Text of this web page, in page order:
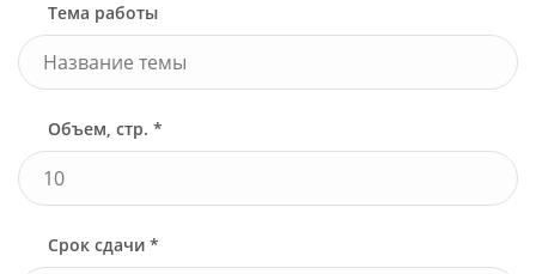
Тема работы
Объем, стр. *
Срок сдачи *